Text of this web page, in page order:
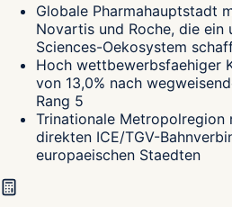
Globale Pharmahauptstadt
Novartis und Roche, die
Sciences-Oekosystem
Hoch wettbewerbsfaehiger
von 13,0% nach
Rang 5
Trinationale Metropolregion
direkten ICE/TGV-
europaeischen Staedten